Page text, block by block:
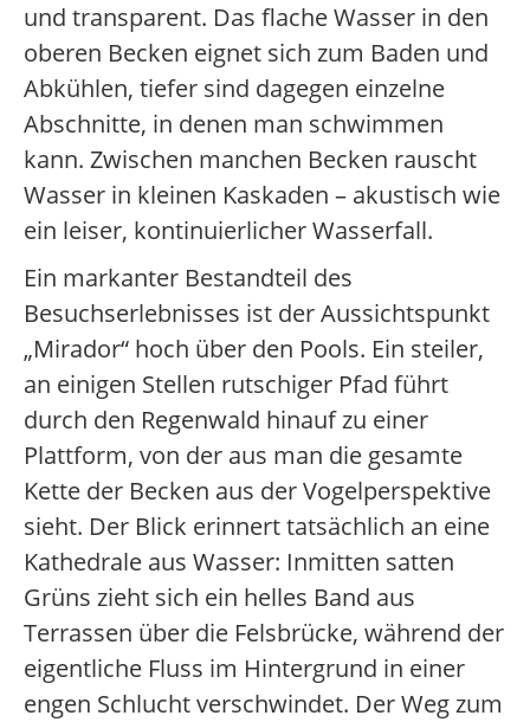
und transparent. Das flache Wasser in den
oberen Becken eignet sich zum Baden und
Abkühlen, tiefer sind dagegen einzelne
Abschnitte, in denen man schwimmen
kann. Zwischen manchen Becken rauscht
Wasser in kleinen Kaskaden – akustisch wie
ein leiser, kontinuierlicher Wasserfall.
Ein markanter Bestandteil des
Besuchserlebnisses ist der Aussichtspunkt
„Mirador“ hoch über den Pools. Ein steiler,
an einigen Stellen rutschiger Pfad führt
durch den Regenwald hinauf zu einer
Plattform, von der aus man die gesamte
Kette der Becken aus der Vogelperspektive
sieht. Der Blick erinnert tatsächlich an eine
Kathedrale aus Wasser: Inmitten satten
Grüns zieht sich ein helles Band aus
Terrassen über die Felsbrücke, während der
eigentliche Fluss im Hintergrund in einer
engen Schlucht verschwindet. Der Weg zum